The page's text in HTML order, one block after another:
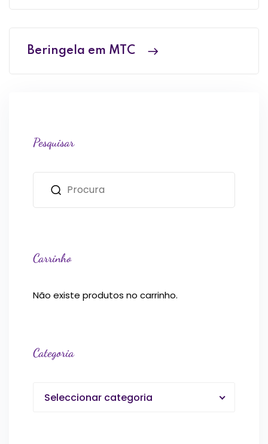
Beringela em MTC
Pesquisar
Carrinho
Não existe produtos no carrinho.
Categoria
Seleccionar categoria